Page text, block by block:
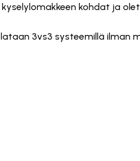
kohdat ja
3vs3 systeemillä ilman